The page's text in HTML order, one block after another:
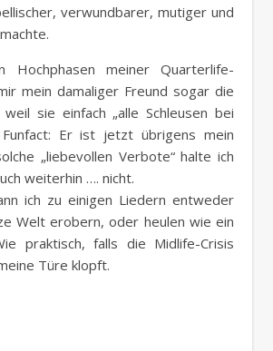
verwundbarer, mutiger und
Hochphasen meiner Quarterlife-
mein damaliger Freund sogar die
weil sie einfach „alle Schleusen bei
Er ist jetzt übrigens mein
„liebevollen Verbote“ halte ich
weiterhin …. nicht.
ich zu einigen Liedern entweder
Welt erobern, oder heulen wie ein
praktisch, falls die Midlife-Crisis
Türe klopft.